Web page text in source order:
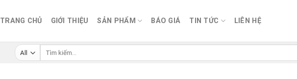
TRANG CHỦ GIỚI THIỆU SẢN PHẨM BÁO GIÁ TIN TỨC LIÊN HỆ